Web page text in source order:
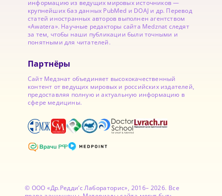
информацию из ведущих мировых источников —
крупнейших баз данных PubMed и DOAJ и др. Перевод
статей иностранных авторов выполнен агентством
«Awatera». Научные редакторы сайта Medznat следят
за тем, чтобы наши публикации были точными и
понятными для читателей.
Партнёры
Сайт Медзнат объединяет высококачественный
контент от ведущих мировых и российских издателей,
предоставляя полную и актуальную информацию в
сфере медицины.
© ООО «Др.Редди’с Лабораторис», 2016– 2026. Все